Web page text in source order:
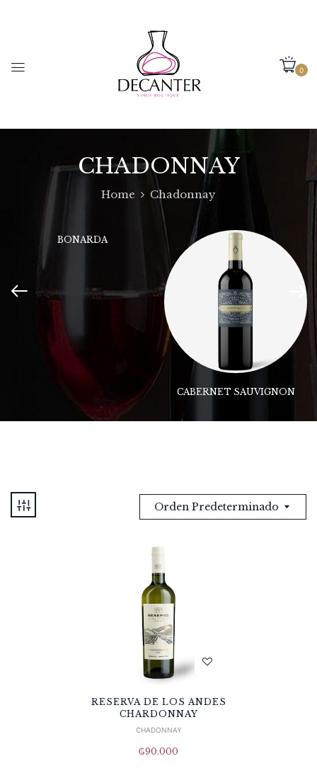
0
CHADONNAY
Home Chadonnay
BONARDA
CABERNET SAUVIGNON
Orden Predeterminado
RESERVA DE LOS ANDES
CHARDONNAY
CHADONNAY
₲90.000